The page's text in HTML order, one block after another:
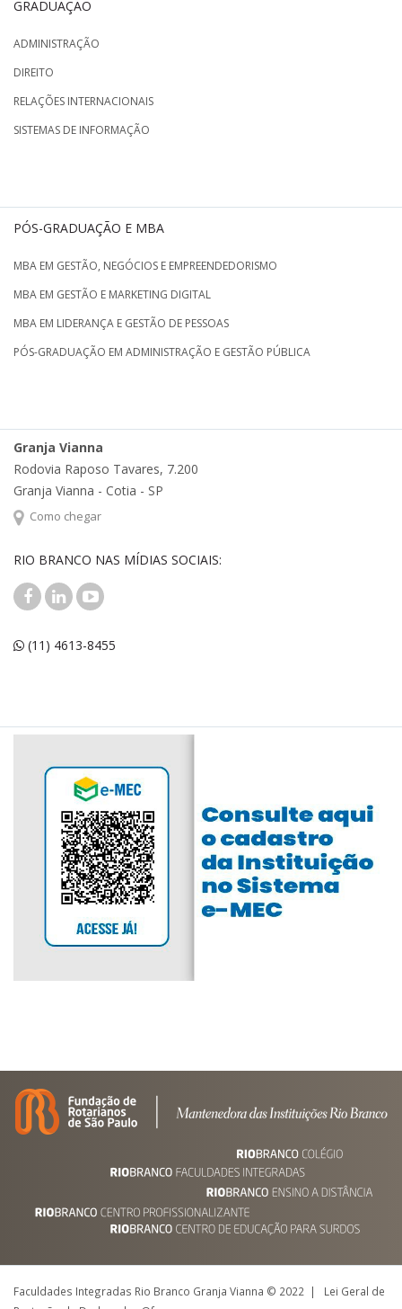
GRADUAÇÃO
ADMINISTRAÇÃO
DIREITO
RELAÇÕES INTERNACIONAIS
SISTEMAS DE INFORMAÇÃO
PÓS-GRADUAÇÃO E MBA
MBA EM GESTÃO, NEGÓCIOS E EMPREENDEDORISMO
MBA EM GESTÃO E MARKETING DIGITAL
MBA EM LIDERANÇA E GESTÃO DE PESSOAS
PÓS-GRADUAÇÃO EM ADMINISTRAÇÃO E GESTÃO PÚBLICA
Granja Vianna
Rodovia Raposo Tavares, 7.200
Granja Vianna - Cotia - SP
Como chegar
RIO BRANCO NAS MÍDIAS SOCIAIS:
(11) 4613-8455
Faculdades Integradas Rio Branco Granja Vianna © 2022 | Lei Geral de